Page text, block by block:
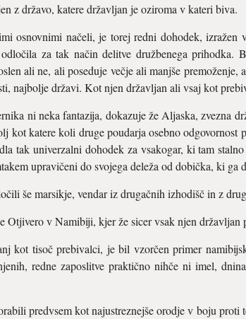
z državo, katere državljan je oziroma v kateri biva.
osnovnimi načeli, je torej redni dohodek,
za tak način delitve družbenega prihodka.
ali ne, ali poseduje večje ali manjše
najbolje državi. Kot njen državljan ali vsaj kot
ni neka fantazija, dokazuje že Aljaska, zvezna
kot katere koli druge poudarja osebno odgovornost
tak univerzalni dohodek za vsakogar, ki tam
upravičeni do svojega deleža od dobička, ki ga
še marsikje, vendar iz drugačnih izhodišč in z
Otjivero v Namibiji, kjer že sicer vsak njen
kot tisoč prebivalci, je bil vzorčen primer
redne zaposlitve praktično nihče ni imel,
predvsem kot najustreznejše orodje v boju